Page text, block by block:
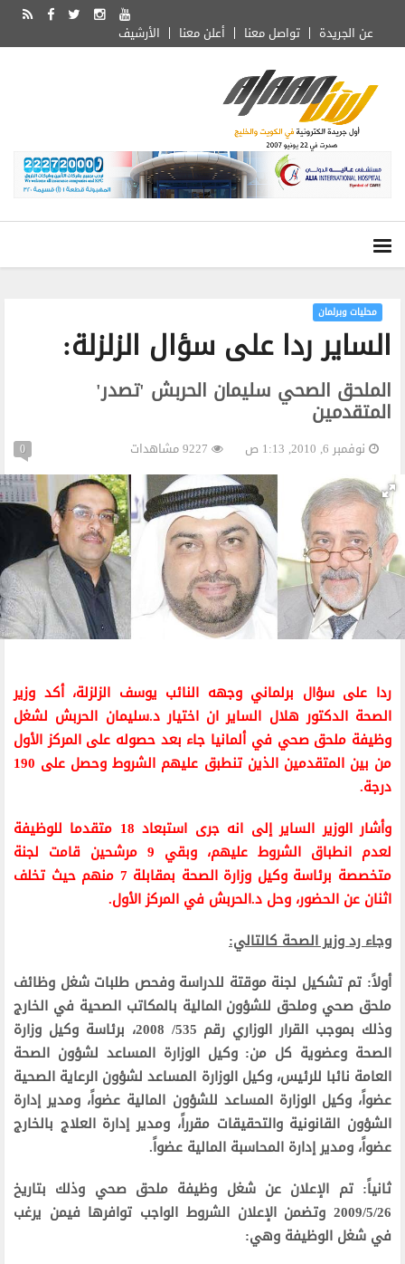
الأرشيف أعلن معنا تواصل معنا عن الجريدة
الساير ردا على سؤال الزلزلة:
محليات وبرلمان
الملحق الصحي سليمان الحربش 'تصدر'
المتقدمين
نوفمبر 6, 2010, 1:13 ص 0
ردا على سؤال برلماني وجهه النائب يوسف الزلزلة، أكد وزير
الصحة الدكتور هلال الساير ان اختيار د.سليمان الحربش لشغل
وظيفة ملحق صحي في ألمانيا جاء بعد حصوله على المركز الأول
من بين المتقدمين الذين تنطبق عليهم الشروط وحصل على 190
درجة.
وأشار الوزير الساير إلى انه جرى استبعاد 18 متقدما للوظيفة
لعدم انطباق الشروط عليهم، وبقي 9 مرشحين قامت لجنة
متخصصة برئاسة وكيل وزارة الصحة بمقابلة 7 منهم حيث تخلف
اثنان عن الحضور، وحل د.الحربش في المركز الأول.
وجاء رد وزير الصحة كالتالي:
أولاً: تم تشكيل لجنة موقتة للدراسة وفحص طلبات شغل وظائف
ملحق صحي وملحق للشؤون المالية بالمكاتب الصحية في الخارج
وذلك بموجب القرار الوزاري رقم 535/ 2008، برئاسة وكيل وزارة
الصحة وعضوية كل من: وكيل الوزارة المساعد لشؤون الصحة
العامة نائبا للرئيس، وكيل الوزارة المساعد لشؤون الرعاية الصحية
عضواً، وكيل الوزارة المساعد للشؤون المالية عضواً، ومدير إدارة
الشؤون القانونية والتحقيقات مقرراً، ومدير إدارة العلاج بالخارج
عضواً، ومدير إدارة المحاسبة المالية عضواً.
ثانياً: تم الإعلان عن شغل وظيفة ملحق صحي وذلك بتاريخ
2009/5/26 وتضمن الإعلان الشروط الواجب توافرها فيمن يرغب
في شغل الوظيفة وهي: